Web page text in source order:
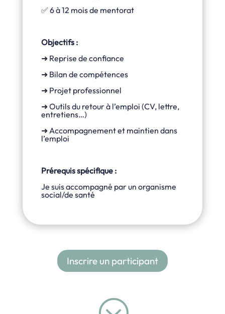
✅ 6 à 12 mois de mentorat
Objectifs :
➜ Reprise de confiance
➜ Bilan de compétences
➜ Projet professionnel
➜ Outils du retour à l’emploi (CV, lettre,
entretiens…)
➜ Accompagnement et maintien dans
l’emploi
Prérequis spécifique :
Je suis accompagné par un organisme
social/de santé
Inscrire un participant